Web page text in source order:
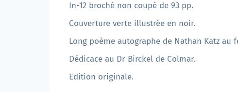
In-12 broché non coupé de 93 pp.
Couverture verte illustrée en noir.
Long poème autographe de Nathan Katz au
Dédicace au Dr Birckel de Colmar.
Edition originale.